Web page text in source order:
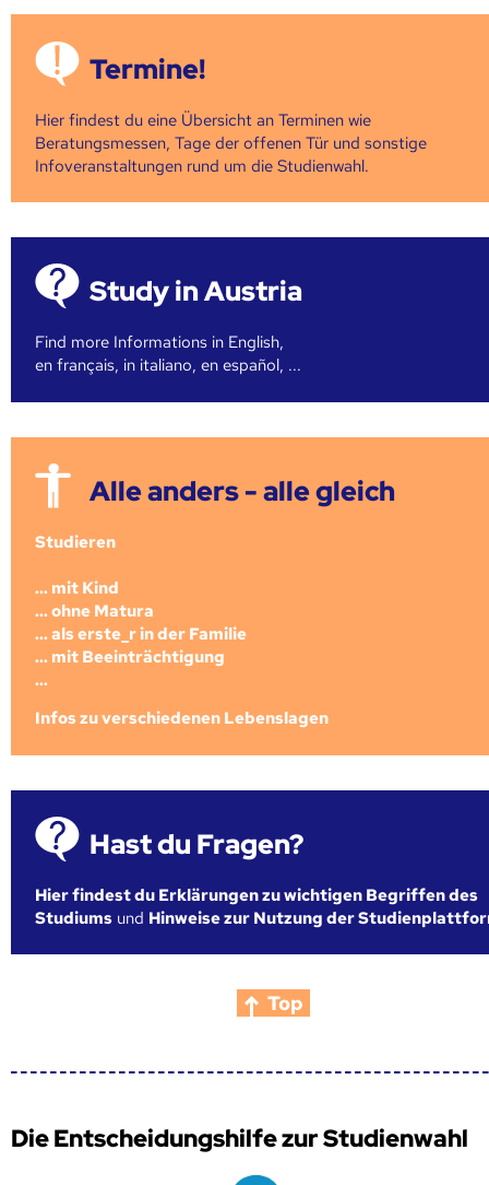
Termine!
Hier findest du eine Übersicht an Terminen wie
Beratungsmessen, Tage der offenen Tür und sonstige
Infoveranstaltungen rund um die Studienwahl.
Study in Austria
Find more Informations in English,
en français, in italiano, en español, ...
Alle anders - alle gleich
Studieren
... mit Kind
... ohne Matura
... als erste_r in der Familie
... mit Beeinträchtigung
...
Infos zu verschiedenen Lebenslagen
Hast du Fragen?
Hier findest du Erklärungen zu wichtigen Begriffen des
Studiums und Hinweise zur Nutzung der
Top
Die Entscheidungshilfe zur Studienwahl